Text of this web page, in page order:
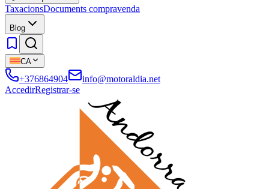
TaxacionsDocuments compravenda
Blog
CA
+376864904
info@motoraldia.net
AccedirRegistrar-se